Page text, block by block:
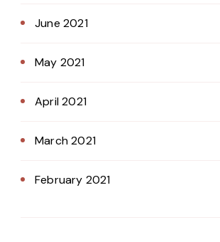
June 2021
May 2021
April 2021
March 2021
February 2021